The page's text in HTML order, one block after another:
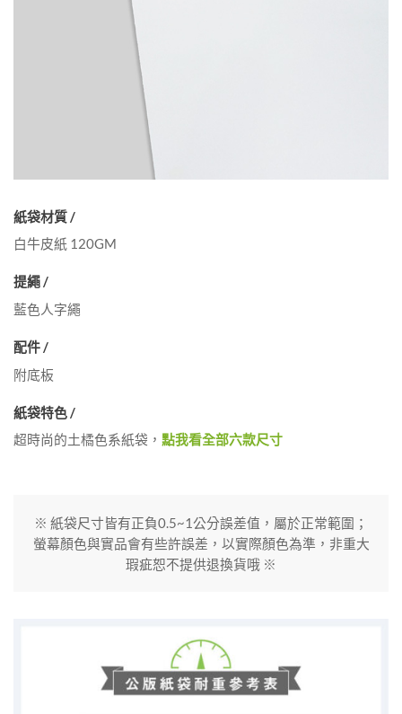
紙袋材質 /
白牛皮紙 120GM
提繩 /
藍色人字繩
配件 /
附底板
紙袋特色 /
超時尚的土橘色系紙袋， 點我看全部六款尺寸
※ 紙袋尺寸皆有正負0.5~1公分誤差值，屬於正常範圍；
螢幕顏色與實品會有些許誤差，以實際顏色為準，非重大
瑕疵恕不提供退換貨哦 ※